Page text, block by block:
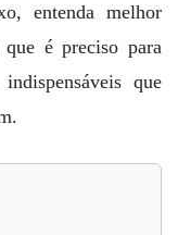
entenda melhor
é preciso para
que